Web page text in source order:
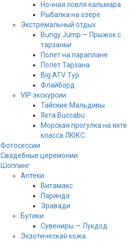
Ночная ловля кальмара
Рыбалка на озере
Экстремальный отдых
Bungy Jump — Прыжок с
тарзанки
Полет на параплане
Полет Тарзана
Big ATV Тур
Флайборд
VIP экскурсии
Тайские Мальдивы
Яхта Buccabu
Морская прогулка на яхте
класса ЛЮКС
Фотосессии
Свадебные церемонии
Шоппинг
Аптеки
Витамакс
Паринда
Эравади
Бутики
Сувениры — Лукдод
Экзотическая кожа